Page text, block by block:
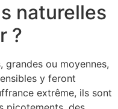
naturelles
?
ou moyennes,
y feront
extrême, ils sont